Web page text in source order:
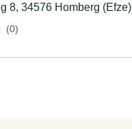
8, 34576 Homberg (Efze)
(0)